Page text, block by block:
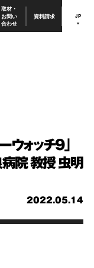
取材・
お問い
合わせ
資料請求 JP
ォッチ9」
院 教授 虫明
2022.05.14